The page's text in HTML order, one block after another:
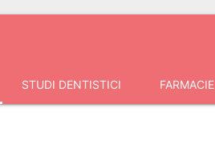
STUDI DENTISTICI FARMACIE